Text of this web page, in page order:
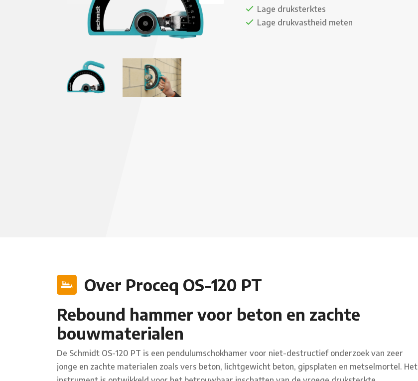
Lage druksterktes
Lage drukvastheid meten
Over Proceq OS-120 PT
Rebound hammer voor beton en zachte
bouwmaterialen
De Schmidt OS-120 PT is een pendulumschokhamer voor niet-destructief onderzoek van zeer
jonge en zachte materialen zoals vers beton, lichtgewicht beton, gipsplaten en metselmortel. Het